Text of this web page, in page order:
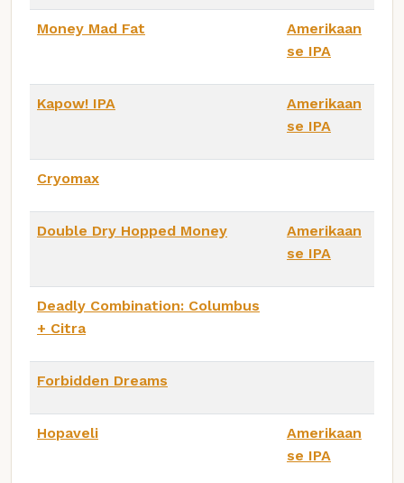
Money Mad Fat
Amerikaan
se IPA
Kapow! IPA
Amerikaan
se IPA
Cryomax
Double Dry Hopped Money
Amerikaan
se IPA
Deadly Combination: Columbus
+ Citra
Forbidden Dreams
Hopaveli
Amerikaan
se IPA